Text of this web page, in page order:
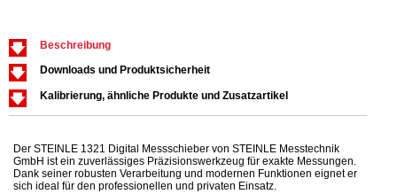
Beschreibung
Downloads und Produktsicherheit
Kalibrierung, ähnliche Produkte und Zusatzartikel
Der STEINLE 1321 Digital Messschieber von STEINLE Messtechnik
GmbH ist ein zuverlässiges Präzisionswerkzeug für exakte Messungen.
Dank seiner robusten Verarbeitung und modernen Funktionen eignet er
sich ideal für den professionellen und privaten Einsatz.